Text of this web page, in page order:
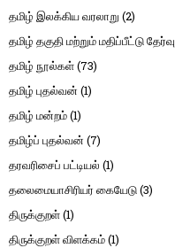
தமிழ் இலக்கிய வரலாறு (2)
தமிழ் தகுதி மற்றும் மதிப்பீட்டு தேர்வு
தமிழ் நூல்கள்(73)
தமிழ் புதல்வன் (1)
தமிழ் மன்றம்(1)
தமிழ்ப் புதல்வன் (7)
தரவரிசைப் பட்டியல் (1)
தலைமையாசிரியர் கையேடு(3)
திருக்குறள்(1)
திருக்குறள் விளக்கம்(1)